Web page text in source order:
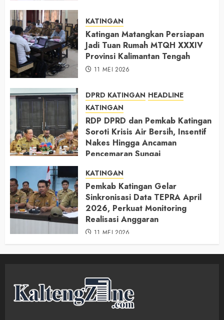
KATINGAN
Katingan Matangkan Persiapan
Jadi Tuan Rumah MTQH XXXIV
Provinsi Kalimantan Tengah
11 MEI 2026
DPRD KATINGAN HEADLINE
KATINGAN
RDP DPRD dan Pemkab Katingan
Soroti Krisis Air Bersih, Insentif
Nakes Hingga Ancaman
Pencemaran Sungai
KATINGAN
Pemkab Katingan Gelar
Sinkronisasi Data TEPRA April
2026, Perkuat Monitoring
Realisasi Anggaran
11 MEI 2026